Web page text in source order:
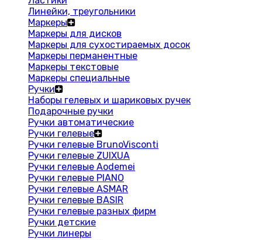
Линейки, треугольники
Маркеры
Маркеры для дисков
Маркеры для сухостираемых досок
Маркеры перманентные
Маркеры текстовые
Маркеры специальные
Ручки
Наборы гелевых и шариковых ручек
Подарочные ручки
Ручки автоматические
Ручки гелевые
Ручки гелевые BrunoVisconti
Ручки гелевые ZUIXUA
Ручки гелевые Aodemei
Ручки гелевые PIANO
Ручки гелевые ASMAR
Ручки гелевые BASIR
Ручки гелевые разных фирм
Ручки детские
Ручки линеры